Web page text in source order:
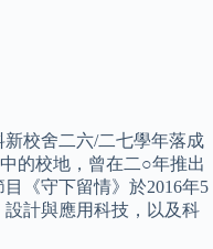
校舍二六/二七學年落成
的校地，曾在二○年推出
《守下留情》於2016年5
計與應用科技，以及科